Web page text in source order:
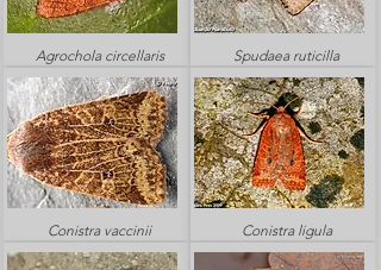
Agrochola circellaris
Conistra vaccinii
Spudaea ruticilla
Conistra ligula